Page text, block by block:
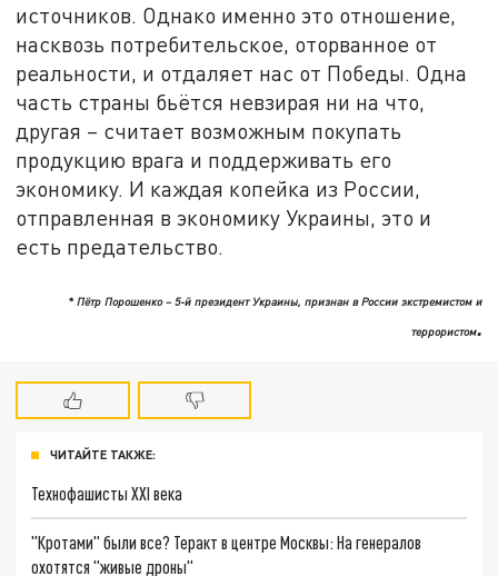
источников. Однако именно это отношение,
насквозь потребительское, оторванное от
реальности, и отдаляет нас от Победы. Одна
часть страны бьётся невзирая ни на что,
другая – считает возможным покупать
продукцию врага и поддерживать его
экономику. И каждая копейка из России,
отправленная в экономику Украины, это и
есть предательство.
* Пётр Порошенко – 5-й президент Украины, признан в России экстремистом и
террористом.
ЧИТАЙТЕ ТАКЖЕ:
Технофашисты XXI века
"Кротами" были все? Теракт в центре Москвы: На генералов
охотятся "живые дроны"